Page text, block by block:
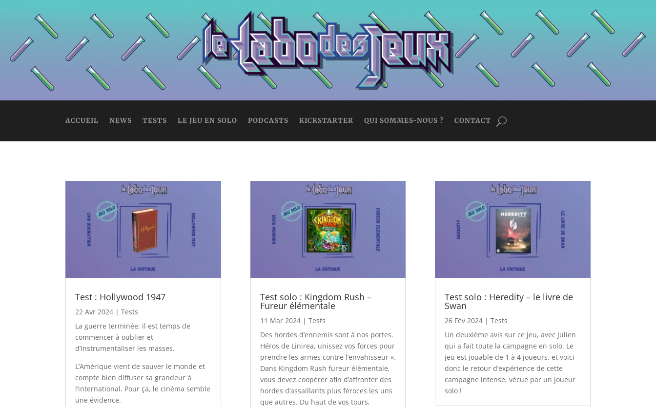
ACCUEIL NEWS TESTS LE JEU EN SOLO PODCASTS KICKSTARTER QUI SOMMES-NOUS ? CONTACT
Test : Hollywood 1947
22 Avr 2024 |Tests
La guerre terminée; il est temps de
commencer à oublier et
d’instrumentaliser les masses.
L’Amérique vient de sauver le monde et
compte bien diffuser sa grandeur à
l’international. Pour ça, le cinéma semble
une évidence.
Test solo : Kingdom Rush –
Fureur élémentale
11 Mar 2024| Tests
Des hordes d’ennemis sont à nos portes.
Héros de Linirea, unissez vos forces pour
prendre les armes contre l’envahisseur ».
Dans Kingdom Rush fureur élémentale,
vous devez coopérer afin d’affronter des
hordes d’assaillants plus féroces les uns
que autres. Du haut de vos tours,
Test solo : Heredity – le livre de
Swan
26 Fév 2024| Tests
Un deuxième avis sur ce jeu, avec Julien
qui a fait toute la campagne en solo. Le
jeu est jouable de 1 à 4 joueurs, et voici
donc le retour d’expérience de cette
campagne intense, vécue par un joueur
solo !